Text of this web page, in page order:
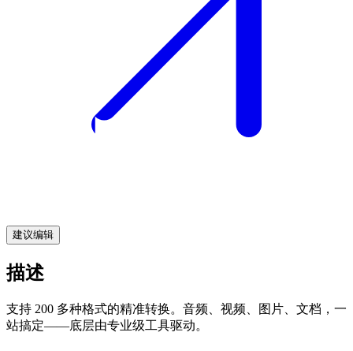
建议编辑
描述
支持 200 多种格式的精准转换。音频、视频、图片、文档，一
站搞定——底层由专业级工具驱动。